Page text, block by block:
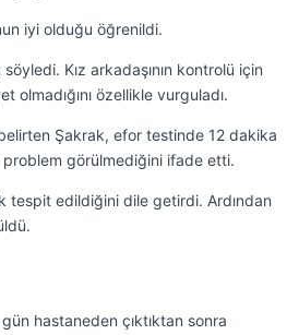
iyi olduğu öğrenildi.
Kız arkadaşının kontrolü için
özellikle vurguladı.
Şakrak, efor testinde 12 dakika
görülmediğini ifade etti.
tespit edildiğini dile getirdi. Ardından
hastaneden çıktıktan sonra